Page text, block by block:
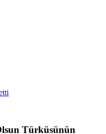
Türküsünün